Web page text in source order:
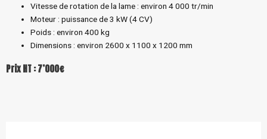
Vitesse de rotation de la lame : environ 4 000 tr/min
Moteur : puissance de 3 kW (4 CV)
Poids : environ 400 kg
Dimensions : environ 2600 x 1100 x 1200 mm
Prix HT : 7’000€